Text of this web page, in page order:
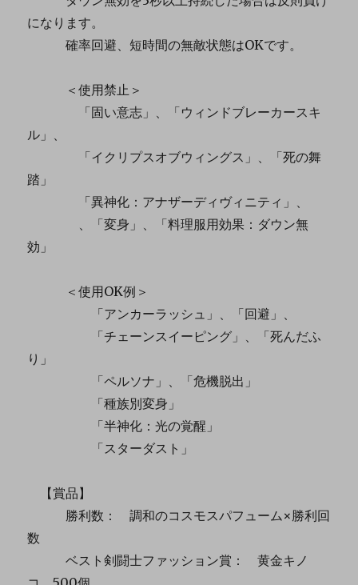
になります。
確率回避、短時間の無敵状態はOKです。
＜使用禁止＞
「固い意志」、「ウィンドブレーカースキ
ル」、
「イクリプスオブウィングス」、「死の舞
踏」
「異神化：アナザーディヴィニティ」、
、「変身」、「料理服用効果：ダウン無
効」
＜使用OK例＞
「アンカーラッシュ」、「回避」、
「チェーンスイーピング」、「死んだふ
り」
「ペルソナ」、「危機脱出」
「種族別変身」
「半神化：光の覚醒」
「スターダスト」
【賞品】
勝利数： 調和のコスモスパフューム×勝利回
数
ベスト剣闘士ファッション賞： 黄金キノ